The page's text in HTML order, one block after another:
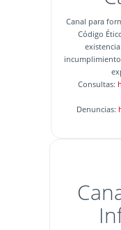
Canal para
Código
Consultas:
Denuncias: